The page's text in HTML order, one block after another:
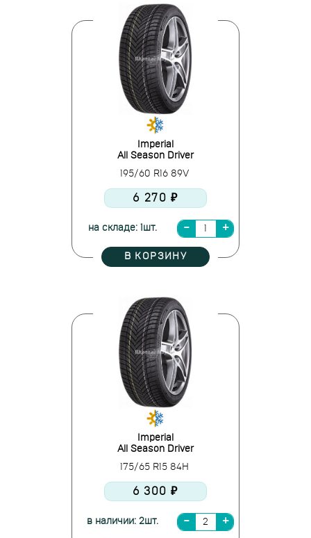
Imperial
All Season Driver
195/60 R16 89V
6 270 ₽
на складе: 1шт.
В КОРЗИНУ
Imperial
All Season Driver
175/65 R15 84H
6 300 ₽
в наличии: 2шт.